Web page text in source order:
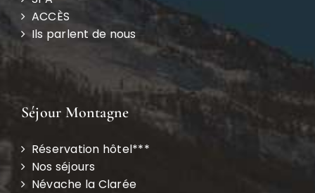
ACCÈS
Ils parlent de nous
Séjour Montagne
Réservation hôtel***
Nos séjours
Névache la Clarée